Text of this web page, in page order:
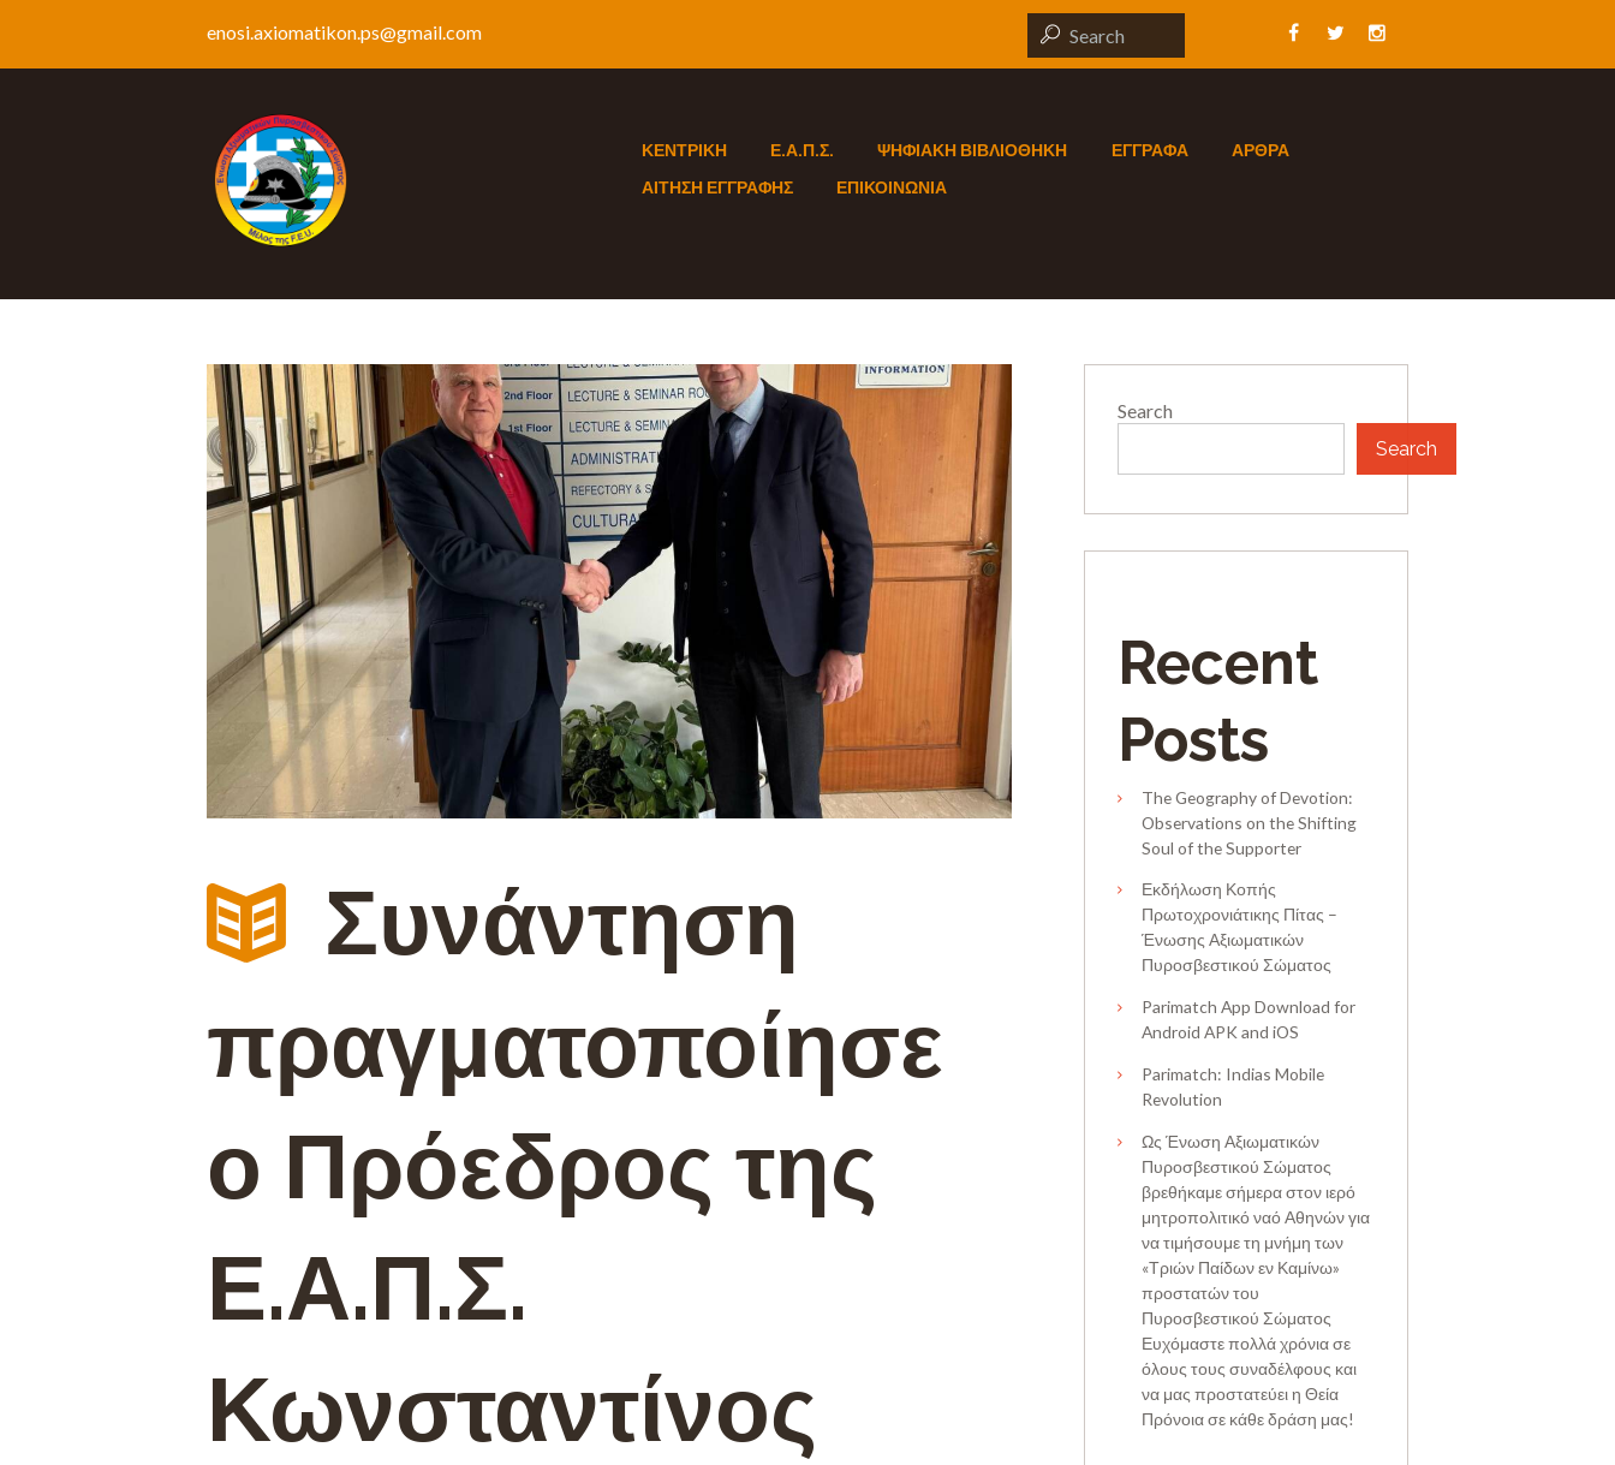
enosi.axiomatikon.ps@gmail.com
ΚΕΝΤΡΙΚΗ Ε.Α.Π.Σ. ΨΗΦΙΑΚΗ ΒΙΒΛΙΟΘΗΚΗ ΕΓΓΡΑΦΑ
ΑΡΘΡΑ
ΑΙΤΗΣΗ ΕΓΓΡΑΦΗΣ
ΕΠΙΚΟΙΝΩΝΙΑ
Συνάντηση
πραγματοποίησε
ο Πρόεδρος της
Ε.Α.Π.Σ.
Κωνσταντίνος
Search
Search
Recent
Posts
The Geography of Devotion:
Observations on the Shifting
Soul of the Supporter
Εκδήλωση Κοπής
Πρωτοχρονιάτικης Πίτας –
Ένωσης Αξιωματικών
Πυροσβεστικού Σώματος
Parimatch App Download for
Android APK and iOS
Parimatch: Indias Mobile
Revolution
Ως Ένωση Αξιωματικών
Πυροσβεστικού Σώματος
βρεθήκαμε σήμερα στον ιερό
μητροπολιτικό ναό Αθηνών για
να τιμήσουμε τη μνήμη των
«Τριών Παίδων εν Καμίνω»
προστατών του
Πυροσβεστικού Σώματος
Ευχόμαστε πολλά χρόνια σε
όλους τους συναδέλφους και
να μας προστατεύει η Θεία
Πρόνοια σε κάθε δράση μας!